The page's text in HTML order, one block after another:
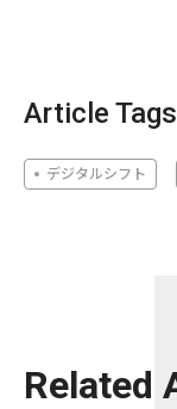
Article Tags
デジタルシフト
Related